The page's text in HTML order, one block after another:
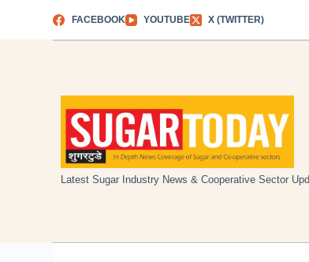
FACEBOOK YOUTUBE X (TWITTER)
Latest Sugar Industry News & Cooperative Sector